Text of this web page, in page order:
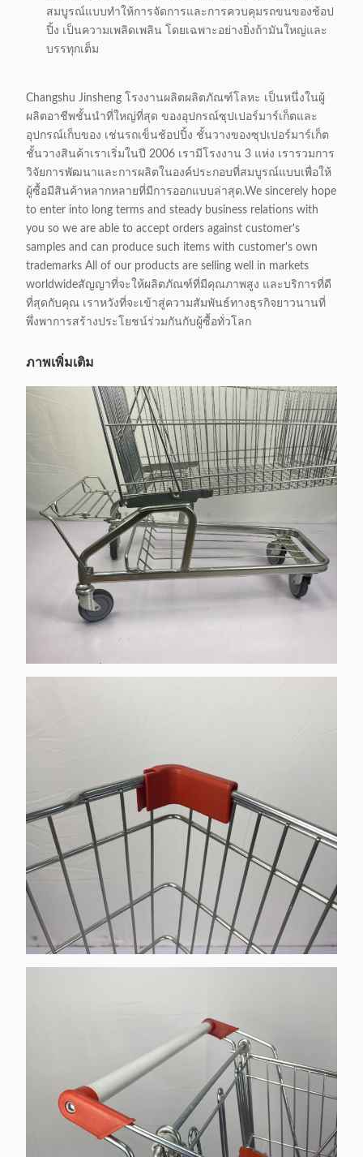
สมบูรณ์แบบทําให้การจัดการและการควบคุมรถขนของช้อป
ปิ้ง เป็นความเพลิดเพลิน โดยเฉพาะอย่างยิ่งถ้ามันใหญ่และ
บรรทุกเต็ม
Changshu Jinsheng โรงงานผลิตผลิตภัณฑ์โลหะ เป็นหนึ่งในผู้
ผลิตอาชีพชั้นนําที่ใหญ่ที่สุด ของอุปกรณ์ซุปเปอร์มาร์เก็ตและ
อุปกรณ์เก็บของ เช่นรถเข็นช้อปปิ้ง ชั้นวางของซุปเปอร์มาร์เก็ต
ชั้นวางสินค้าเราเริ่มในปี 2006 เรามีโรงงาน 3 แห่ง เรารวมการ
วิจัยการพัฒนาและการผลิตในองค์ประกอบที่สมบูรณ์แบบเพื่อให้
ผู้ซื้อมีสินค้าหลากหลายที่มีการออกแบบล่าสุด.We sincerely hope
to enter into long terms and steady business relations with
you so we are able to accept orders against customer's
samples and can produce such items with customer's own
trademarks All of our products are selling well in markets
worldwideสัญญาที่จะให้ผลิตภัณฑ์ที่มีคุณภาพสูง และบริการที่ดี
ที่สุดกับคุณ เราหวังที่จะเข้าสู่ความสัมพันธ์ทางธุรกิจยาวนานที่
พึ่งพาการสร้างประโยชน์ร่วมกันกับผู้ซื้อทั่วโลก
ภาพเพิ่มเติม